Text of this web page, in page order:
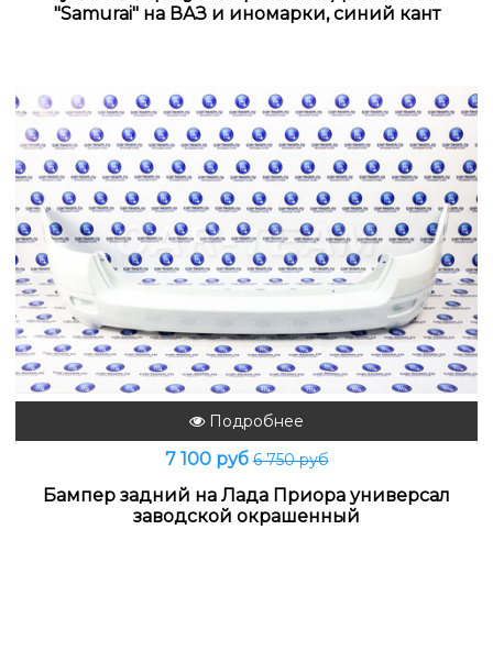
"Samurai" на ВАЗ и иномарки, синий кант
Подробнее
7 100 руб6 750 руб
Бампер задний на Лада Приора универсал
заводской окрашенный